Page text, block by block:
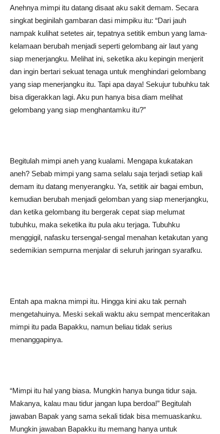
Anehnya mimpi itu datang disaat aku sakit demam. Secara
singkat beginilah gambaran dasi mimpiku itu: “Dari jauh
nampak kulihat setetes air, tepatnya setitik embun yang lama-
kelamaan berubah menjadi seperti gelombang air laut yang
siap menerjangku. Melihat ini, seketika aku kepingin menjerit
dan ingin bertari sekuat tenaga untuk menghindari gelombang
yang siap menerjangku itu. Tapi apa daya! Sekujur tubuhku tak
bisa digerakkan lagi. Aku pun hanya bisa diam melihat
gelombang yang siap menghantamku itu?”
Begitulah mimpi aneh yang kualami. Mengapa kukatakan
aneh? Sebab mimpi yang sama selalu saja terjadi setiap kali
demam itu datang menyerangku. Ya, setitik air bagai embun,
kemudian berubah menjadi gelomban yang siap menerjangku,
dan ketika gelombang itu bergerak cepat siap melumat
tubuhku, maka seketika itu pula aku terjaga. Tubuhku
menggigil, nafasku tersengal-sengal menahan ketakutan yang
sedemikian sempurna menjalar di seluruh jaringan syarafku.
Entah apa makna mimpi itu. Hingga kini aku tak pernah
mengetahuinya. Meski sekali waktu aku sempat menceritakan
mimpi itu pada Bapakku, namun beliau tidak serius
menanggapinya.
“Mimpi itu hal yang biasa. Mungkin hanya bunga tidur saja.
Makanya, kalau mau tidur jangan lupa berdoa!” Begitulah
jawaban Bapak yang sama sekali tidak bisa memuaskanku.
Mungkin jawaban Bapakku itu memang hanya untuk